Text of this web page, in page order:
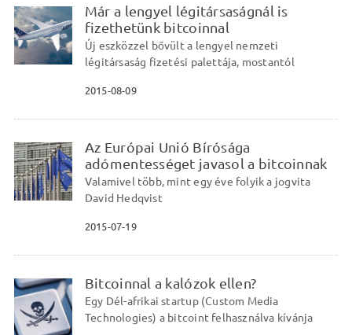
Már a lengyel légitársaságnál is
fizethetünk bitcoinnal
Új eszközzel bővült a lengyel nemzeti
légitársaság fizetési palettája, mostantól
2015-08-09
Az Európai Unió Bírósága
adómentességet javasol a bitcoinnak
Valamivel több, mint egy éve folyik a jogvita
David Hedqvist
2015-07-19
Bitcoinnal a kalózok ellen?
Egy Dél-afrikai startup (Custom Media
Technologies) a bitcoint felhasználva kívánja